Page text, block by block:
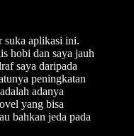
suka aplikasi ini.
hobi dan saya jauh
saya daripada
peningkatan
adanya
yang bisa
bahkan jeda pada